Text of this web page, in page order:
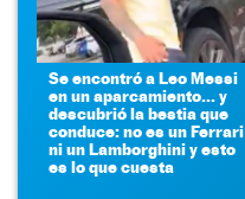
Se encontró a Leo Messi
en un aparcamiento... y
descubrió la bestia que
conduce: no es un Ferrari
ni un Lamborghini y esto
es lo que cuesta